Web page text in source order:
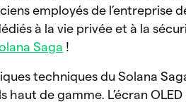
employés de l’entreprise
à la vie privée et à la
Saga !
techniques du Solana
haut de gamme. L’écran